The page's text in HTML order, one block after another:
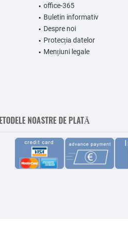
office-365
Buletin informativ
Despre noi
Protecția datelor
Mențiuni legale
NOASTRE DE PLATĂ